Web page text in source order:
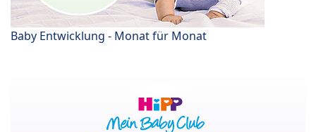
Baby Entwicklung - Monat für Monat